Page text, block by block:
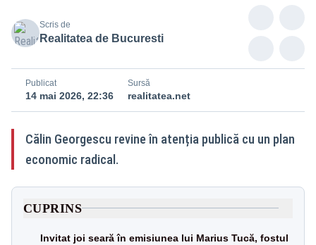
Scris de
Realitatea de Bucuresti
Publicat
14 mai 2026, 22:36
Sursă
realitatea.net
Călin Georgescu revine în atenția publică cu un plan
economic radical.
CUPRINS
Invitat joi seară în emisiunea lui Marius Tucă, fostul